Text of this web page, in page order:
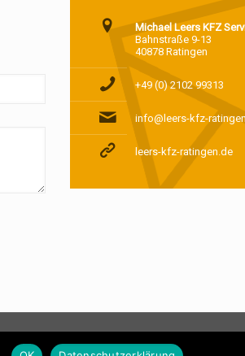
Michael Leers KFZ
Bahnstraße 9-13
40878 Ratingen
+49 (0) 2102 99313
info@leers-kfz-
leers-kfz-ratingen.de